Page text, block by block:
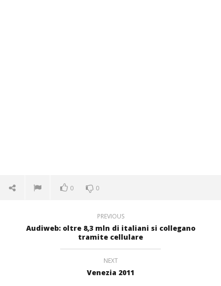
0 0
PREVIOUS
Audiweb: oltre 8,3 mln di italiani si collegano
tramite cellulare
NEXT
Venezia 2011